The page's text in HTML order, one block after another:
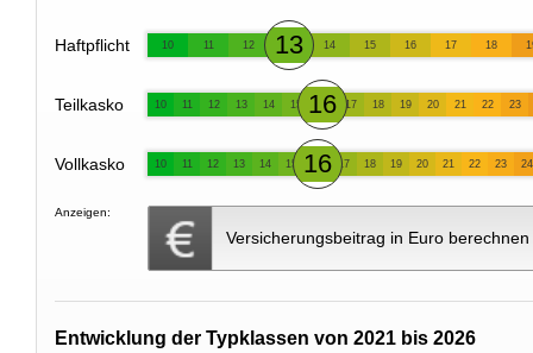
Haftpflicht 10 11 12 13 14 15 16 17 18
Teilkasko 10 11 12 13 14 15 16 17 18 19 20 21 22 23
Vollkasko 10 11 12 13 14 15 16 17 18 19 20 21 22 23 24
Anzeigen:
Versicherungsbeitrag in Euro berechnen
Entwicklung der Typklassen von 2021 bis 2026